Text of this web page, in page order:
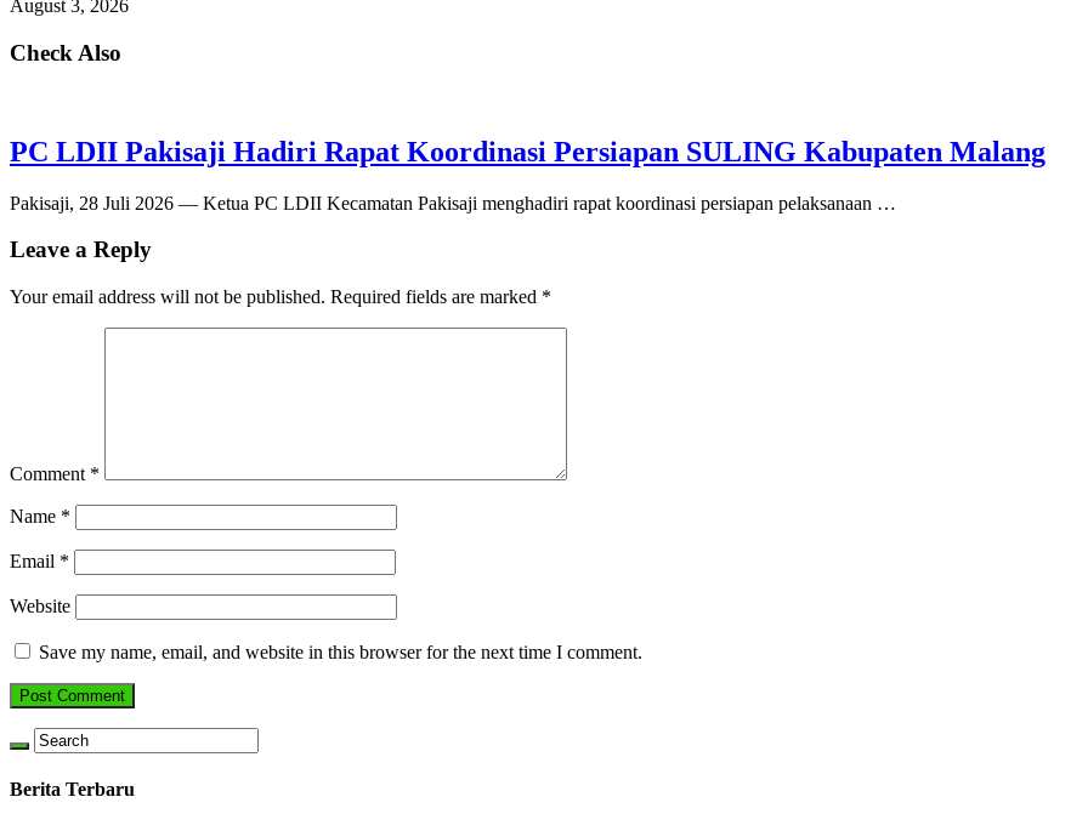
August 3, 2026
Check Also
PC LDII Pakisaji Hadiri Rapat Koordinasi Persiapan SULING Kabupaten Malang
Pakisaji, 28 Juli 2026 — Ketua PC LDII Kecamatan Pakisaji menghadiri rapat koordinasi persiapan pelaksanaan …
Leave a Reply
Your email address will not be published. Required fields are marked *
Comment *
Name *
Email *
Website
Save my name, email, and website in this browser for the next time I comment.
Berita Terbaru